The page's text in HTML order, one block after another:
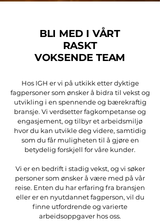
BLI MED I VÅRT
RASKT
VOKSENDE TEAM
Hos IGH er vi på utkikk etter dyktige
fagpersoner som ønsker å bidra til vekst og
utvikling i en spennende og bærekraftig
bransje. Vi verdsetter fagkompetanse og
engasjement, og tilbyr et arbeidsmiljø
hvor du kan utvikle deg videre, samtidig
som du får muligheten til å gjøre en
betydelig forskjell for våre kunder.
Vi er en bedrift i stadig vekst, og vi søker
personer som ønsker å være med på vår
reise. Enten du har erfaring fra bransjen
eller er en nyutdannet fagperson, vil du
finne utfordrende og varierte
arbeidsoppgaver hos oss.